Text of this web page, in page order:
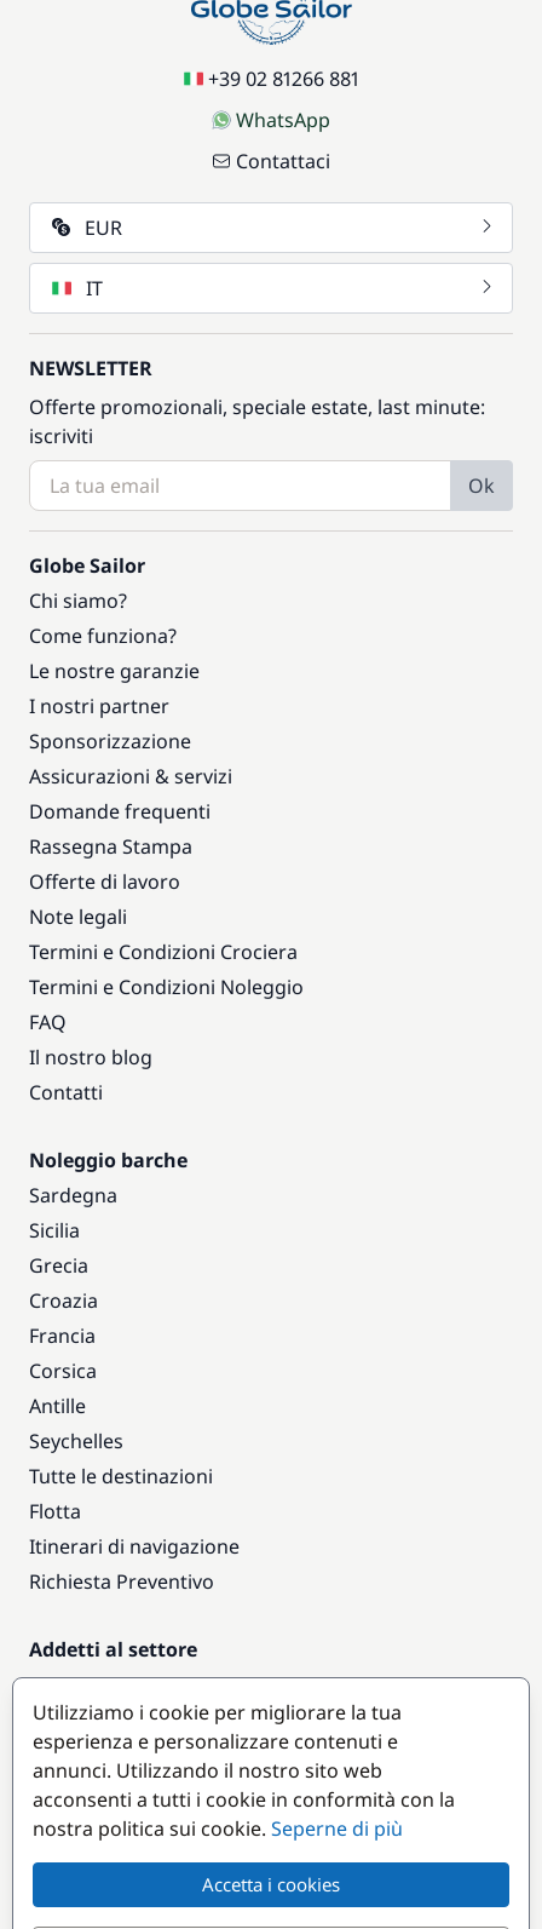
+39 02 81266 881
WhatsApp
Contattaci
EUR
IT
NEWSLETTER
Offerte promozionali, speciale estate, last minute:
iscriviti
Ok
Globe Sailor
Chi siamo?
Come funziona?
Le nostre garanzie
I nostri partner
Sponsorizzazione
Assicurazioni & servizi
Domande frequenti
Rassegna Stampa
Offerte di lavoro
Note legali
Termini e Condizioni Crociera
Termini e Condizioni Noleggio
FAQ
Il nostro blog
Contatti
Noleggio barche
Sardegna
Sicilia
Grecia
Croazia
Francia
Corsica
Antille
Seychelles
Tutte le destinazioni
Flotta
Itinerari di navigazione
Richiesta Preventivo
Addetti al settore
Accesso armatori
Diventare partner
Destinazioni popolari
Utilizziamo i cookie per migliorare la tua
esperienza e personalizzare contenuti e
annunci. Utilizzando il nostro sito web
acconsenti a tutti i cookie in conformità con la
nostra politica sui cookie. Seperne di più
Accetta i cookies